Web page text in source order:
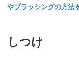
やブラッシングの方法
しつけ